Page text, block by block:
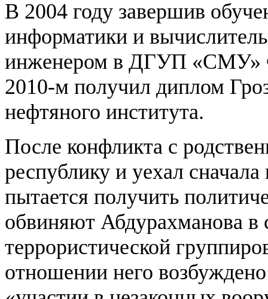
В 2004 году завершив
информатики и
инженером в ДГУП «СМУ»
2010-м получил диплом
нефтяного института.
После конфликта с
республику и уехал
пытается получить
обвиняют Абдурахманова в
террористической
отношении него